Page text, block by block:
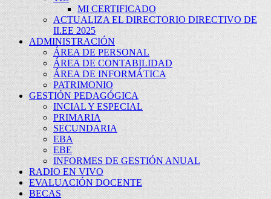
MI CERTIFICADO
ACTUALIZA EL DIRECTORIO DIRECTIVO DE
II.EE 2025
ADMINISTRACIÓN
ÁREA DE PERSONAL
ÁREA DE CONTABILIDAD
ÁREA DE INFORMÁTICA
PATRIMONIO
GESTIÓN PEDAGÓGICA
INCIAL Y ESPECIAL
PRIMARIA
SECUNDARIA
EBA
EBE
INFORMES DE GESTIÓN ANUAL
RADIO EN VIVO
EVALUACIÓN DOCENTE
BECAS